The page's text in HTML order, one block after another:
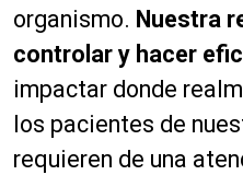
organismo. Nuestra
controlar y hacer
impactar donde
los pacientes de
requieren de una